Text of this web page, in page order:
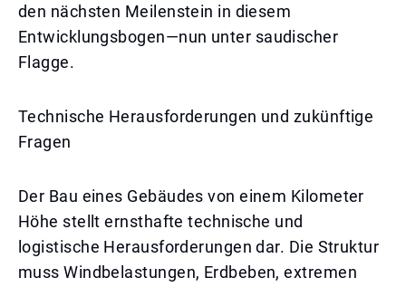
den nächsten Meilenstein in diesem
Entwicklungsbogen—nun unter saudischer
Flagge.
Technische Herausforderungen und zukünftige
Fragen
Der Bau eines Gebäudes von einem Kilometer
Höhe stellt ernsthafte technische und
logistische Herausforderungen dar. Die Struktur
muss Windbelastungen, Erdbeben, extremen